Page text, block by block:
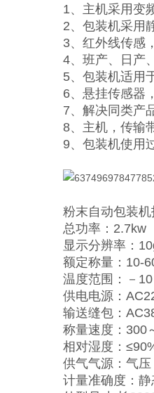
1、主机采用变
2、包装机采用
3、红外线传感
4、班产、日产
5、包装机适用
6、悬挂传感器
7、解决同类产
8、主机，传输
9、包装机使用
粉末自动包装
总功率：2.7kw
显示分辨率：
额定称量：10-
温度范围：－
供电电源：
输送缝包：
称量速度：300
相对湿度：
供气气源：气
计量准确度：